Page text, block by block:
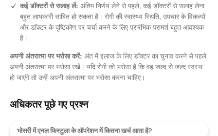
कई डॉक्टरों से सलाह लें: अंतिम निर्णय लेने से पहले, कई डॉक्टरों से सलाह लेना
बहुत लाभकारी साबित हो सकता है। रोगी की स्वास्थ्य स्थिति, उपचार के विकल्पों
और डॉक्टर के दृष्टिकोण पर चर्चा करने के लिए प्रारंभिक परामर्श बहुत आवश्यक
है।
अपनी अंतरात्मा पर भरोसा करें: अंत में इलाज के लिए डॉक्टर का चुनाव करने से पहले
अपनी अंतरात्मा पर भरोसा रखें। यदि रोगी को भरोसा है कि वह जल्द से जल्द स्वस्थ
हो जाएंगे तो उन्हें अपनी अंतरात्मा पर भरोसा करना चाहिए।
अधिकतर पूछे गए प्रश्न
भोसरी में एनल फिस्टुला के ऑपरेशन में कितना खर्च आता है?